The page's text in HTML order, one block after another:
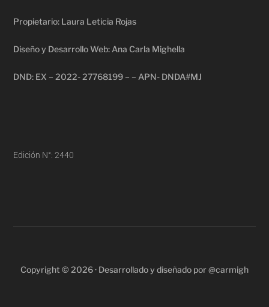
Propietario: Laura Leticia Rojas
Diseño y Desarrollo Web: Ana Carla Mighella
DND: EX – 2022- 27768199 – – APN- DNDA#MJ
Edición N°: 2440
Copyright © 2026 · Desarrollado y diseñado por @carmigh